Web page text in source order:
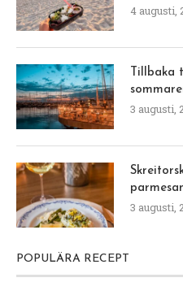
4 augusti,
Tillbaka
3 augusti,
3 augusti,
POPULÄRA RECEPT